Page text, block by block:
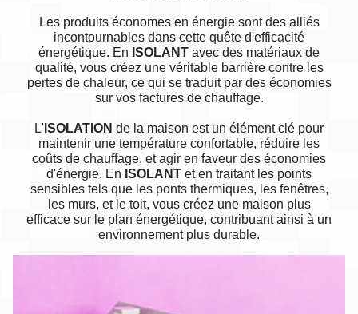
Les produits économes en énergie sont des alliés
incontournables dans cette quête d'efficacité
énergétique. En ISOLANT avec des matériaux de
qualité, vous créez une véritable barrière contre les
pertes de chaleur, ce qui se traduit par des économies
sur vos factures de chauffage.
L' ISOLATION de la maison est un élément clé pour
maintenir une température confortable, réduire les
coûts de chauffage, et agir en faveur des économies
d'énergie. En ISOLANT et en traitant les points
sensibles tels que les ponts thermiques, les fenêtres,
les murs, et le toit, vous créez une maison plus
efficace sur le plan énergétique, contribuant ainsi à un
environnement plus durable.